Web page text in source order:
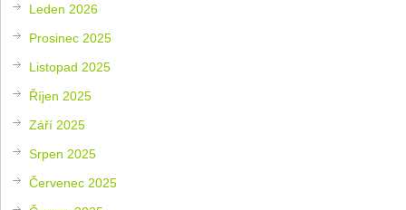
Leden 2026
Prosinec 2025
Listopad 2025
Říjen 2025
Září 2025
Srpen 2025
Červenec 2025